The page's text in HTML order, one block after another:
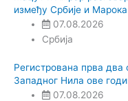
између Србије и Марока
07.08.2026
Србија
Регистрована прва два
Западног Нила ове
07.08.2026